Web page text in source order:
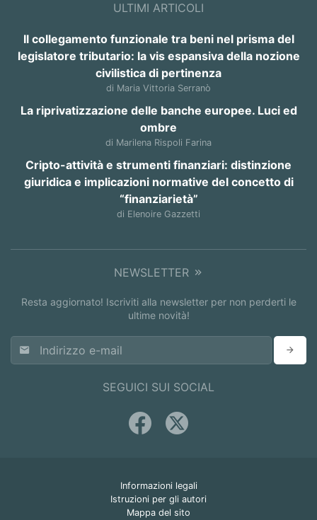
ULTIMI ARTICOLI
Il collegamento funzionale tra beni nel prisma del
legislatore tributario: la vis espansiva della nozione
civilistica di pertinenza
di Maria Vittoria Serranò
La riprivatizzazione delle banche europee. Luci ed
ombre
di Marilena Rispoli Farina
Cripto-attività e strumenti finanziari: distinzione
giuridica e implicazioni normative del concetto di
“finanziarietà”
di Elenoire Gazzetti
NEWSLETTER
Resta aggiornato! Iscriviti alla newsletter per non perderti le
ultime novità!
SEGUICI SUI SOCIAL
Informazioni legali
Istruzioni per gli autori
Mappa del sito